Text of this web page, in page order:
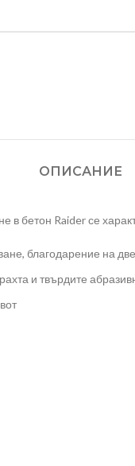
ОПИСАНИЕ
в бетон Raider се
благодарение на
и твърдите